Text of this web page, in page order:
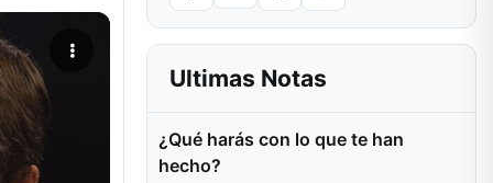
Ultimas Notas
¿Qué harás con lo que te han
hecho?